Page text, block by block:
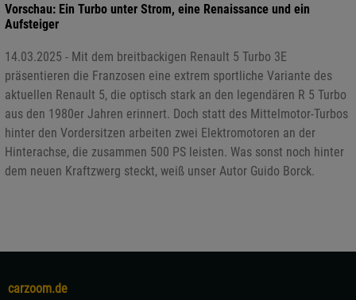
Vorschau: Ein Turbo unter Strom, eine Renaissance und ein
Aufsteiger
14.03.2025 - Mit dem breitbackigen Renault 5 Turbo 3E
präsentieren die Franzosen eine extrem sportliche Variante des
aktuellen Renault 5, die optisch stark an den legendären R 5 Turbo
aus den 1980er Jahren erinnert. Doch statt des Mittelmotor-Turbos
hinter den Vordersitzen arbeiten zwei Elektromotoren an der
Hinterachse, die zusammen 500 PS leisten. Was sonst noch hinter
dem neuen Kraftzwerg steckt, weiß unser Autor Guido Borck.
carzoom.de